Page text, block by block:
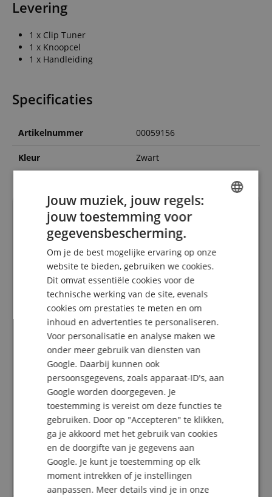
Levering
1 x Clip Tuner
1 x Knoopcel
1 x Handleiding
Specificaties
Artikelnummer 00059156
Kleur Zwart
Recensies van klanten
4.85.0
Gebaseerd op 27 Beoordeling
Toon alle beoordelingen
5 Sterren
24
4 Sterren
3 Sterren
2 Sterren
1 Ster
0
Een herziening van de ratings heeft als volgt
plaatsgevonden: Alleen klanten die in onze online
winkel geregistreerd zijn en het product
daadwerkelijk bij ons hebben gekocht, kunnen in
hun klantenaccount een beoordeling voor het
artikel geven.
SPANISH
Jouw muziek, jouw regels:
jouw toestemming voor
gegevensbescherming.
Om je de best mogelijke ervaring op onze
website te bieden, gebruiken we cookies.
Dit omvat essentiële cookies voor de
technische werking van de site, evenals
cookies om prestaties te meten en om
inhoud en advertenties te personaliseren.
Voor personalisatie en analyse maken we
onder meer gebruik van diensten van
Google. Daarbij kunnen ook
persoonsgegevens, zoals apparaat-ID's, aan
Google worden doorgegeven. Je
toestemming is vereist om deze functies te
gebruiken. Door op "Accepteren" te klikken,
ga je akkoord met het gebruik van cookies
en de doorgifte van je gegevens aan
Google. Je kunt je toestemming op elk
moment intrekken of je instellingen
aanpassen. Meer details vind je in onze